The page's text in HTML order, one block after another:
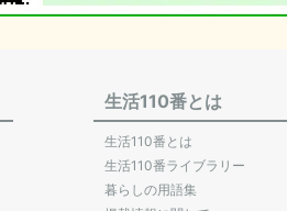
生活110番とは
生活110番とは
生活110番ライブラリー
暮らしの用語集